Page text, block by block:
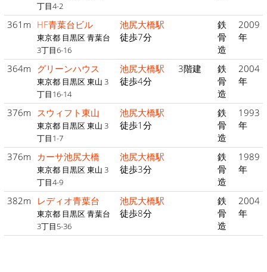
丁目4-2
361m HF青葉台ビル
東京都 目黒区 青葉台
3丁目6-16
池尻大橋駅
徒歩7分
鉄
骨
造
2009
年
364m グリーンハウス
東京都 目黒区 東山 3
丁目16-14
池尻大橋駅
徒歩4分
3階建
鉄
骨
造
2004
年
376m スウィフト東山
東京都 目黒区 東山 3
丁目1-7
池尻大橋駅
徒歩1分
鉄
骨
造
1993
年
376m カーサ池尻大橋
東京都 目黒区 東山 3
丁目4-9
池尻大橋駅
徒歩3分
鉄
骨
造
1989
年
382m レディオ青葉台
東京都 目黒区 青葉台
3丁目5-36
池尻大橋駅
徒歩8分
鉄
骨
造
2004
年